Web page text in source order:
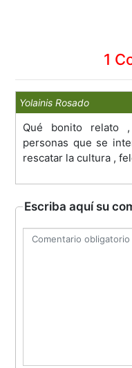
1
Yolainis Rosado
Qué bonito relato
personas que se
rescatar la cultura ,
Escriba aquí su